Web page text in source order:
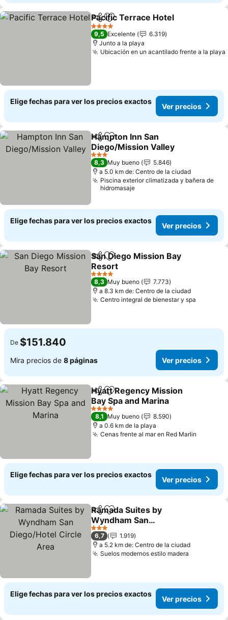
CompartirAgregar a favoritos
Pacific Terrace Hotel
4 Estrellas
9,5 Excelente
6.319
Junto a la playa
Ubicación en un acantilado frente a la playa
Elige fechas para ver los precios exactos
Ver precios
CompartirAgregar a favoritos
Hampton Inn San
Diego/Mission Valley
3 Estrellas
8,3 Muy bueno
5.846
a 5.0 km de: Centro de la ciudad
Piscina exterior climatizada y bañera de
hidromasaje
Elige fechas para ver los precios exactos
Ver precios
CompartirAgregar a favoritos
San Diego Mission Bay
Resort
4 Estrellas
8,3 Muy bueno
7.773
a 8.3 km de: Centro de la ciudad
Centro integral de bienestar y spa
De $151.840
Mira precios de 8 páginas Ver precios
CompartirAgregar a favoritos
Hyatt Regency Mission
Bay Spa and Marina
4 Estrellas
8,1 Muy bueno
8.590
a 0.6 km de la playa
Cenas frente al mar en Red Marlin
Elige fechas para ver los precios exactos
Ver precios
CompartirAgregar a favoritos
Ramada Suites by
Wyndham San
Diego/Hotel Circle Area
3 Estrellas
6,7
1.919
a 5.2 km de: Centro de la ciudad
Suelos modernos estilo madera
Elige fechas para ver los precios exactos
Ver precios